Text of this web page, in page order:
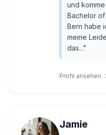
und
Bachelor
Bern habe
meine
das..."
Profil ansehen
Jamie